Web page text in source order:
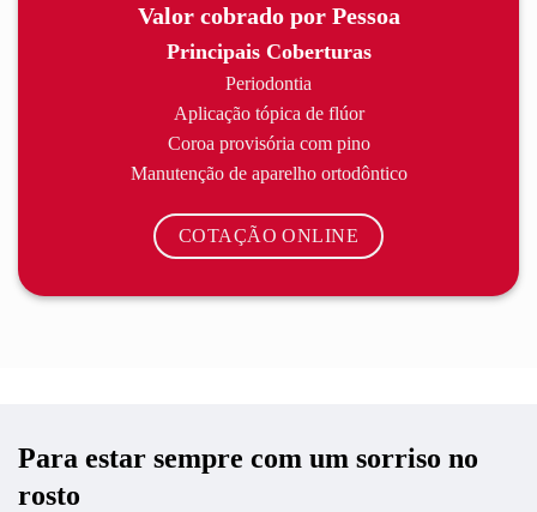
Valor cobrado por Pessoa
Principais Coberturas
Periodontia
Aplicação tópica de flúor
Coroa provisória com pino
Manutenção de aparelho ortodôntico
COTAÇÃO ONLINE
Para estar sempre com um sorriso no
rosto